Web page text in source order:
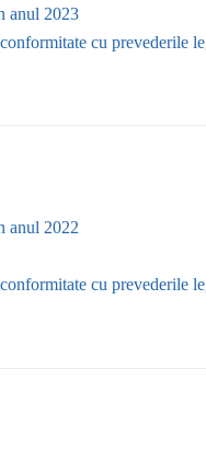
anul 2023
cu prevederile
anul 2022
cu prevederile